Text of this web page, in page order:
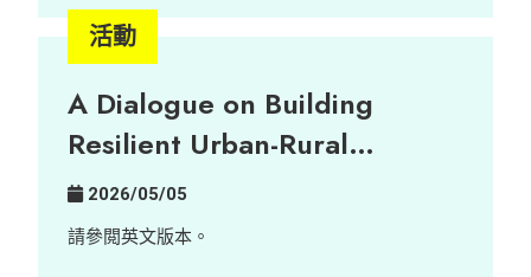
大自然三大核心元素——泥土、植物與聲音的當代
藝術作品。 由萃取自在地植物的天然染料，到記錄
溫柔而深刻的感官視角，帶領大家反思鄉郊永續發
展與社區韌性。 展覽詳情： 日期： 2026年6月16
日至23日 時間： 上午 10:00 至 晚上 9:00 地點：
中環藝穗會 陳麗玲畫廊（Google 地圖） 歡迎瀏覽
展覽專頁了解更多：
活動
A Dialogue on Building
Resilient Urban-Rural
Partnerships
2026/05/05
請參閲英文版本。